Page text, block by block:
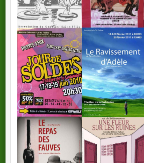
Construction de
Nos cours s'adressent à
Plongez dans l'univers du